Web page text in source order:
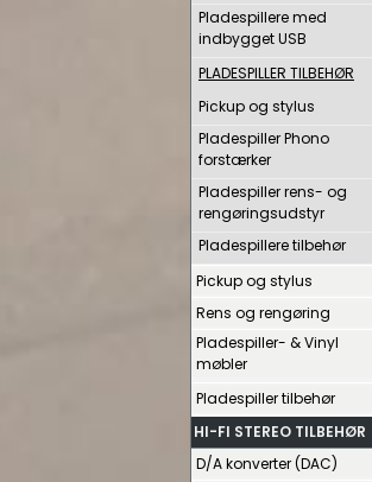
Pladespillere med
indbygget USB
PLADESPILLER TILBEHØR
Pickup og stylus
Pladespiller Phono
forstærker
Pladespiller rens- og
rengøringsudstyr
Pladespillere tilbehør
Pickup og stylus
Rens og rengøring
Pladespiller- & Vinyl
møbler
Pladespiller tilbehør
HI-FI STEREO TILBEHØR
D/A konverter (DAC)